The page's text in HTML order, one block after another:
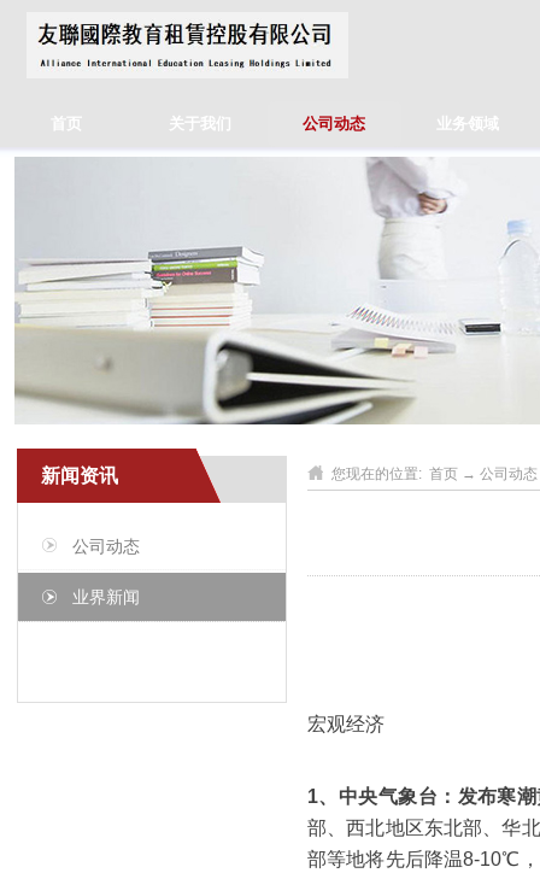
首页 关于我们 公司动态 业务领域
新闻资讯
公司动态
业界新闻
您现在的位置: 首页 → 公司动态
宏观经济
1、中央气象台： 发布寒
部、西北地区东北部、华
部等地将先后降温8-10℃